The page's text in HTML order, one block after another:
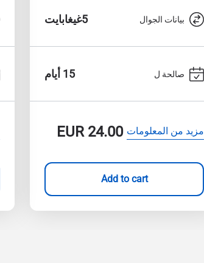
بيانات الجوال 5غيغابايت
صالحة ل 15 أيام
مزيد من المعلومات EUR24.00
Add to cart